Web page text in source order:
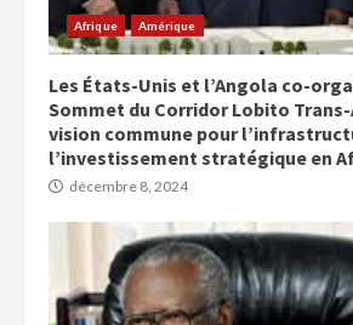
Afrique Amérique
Les États-Unis et l’Angola co-
Sommet du Corridor Lobito
vision commune pour
l’investissement stratégique en
décembre 8, 2024